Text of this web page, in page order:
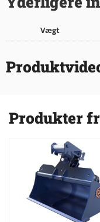
Vægt
Produkter